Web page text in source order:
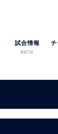
試合情報
MATCH